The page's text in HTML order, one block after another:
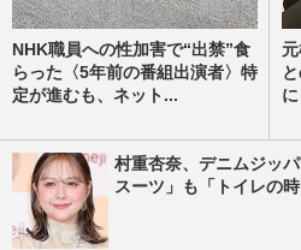
NHK職員への性加害で“出禁”食
らった〈5年前の番組出演者〉特
定が進むも、ネット...
村重杏奈、デニムジッ
スーツ」も「トイレの